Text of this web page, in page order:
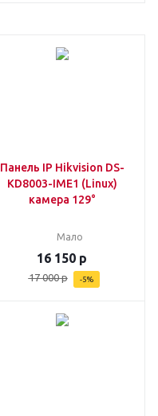
Панель IP Hikvision DS-
KD8003-IME1 (Linux)
камера 129°
Мало
16 150 р
17 000р -5%